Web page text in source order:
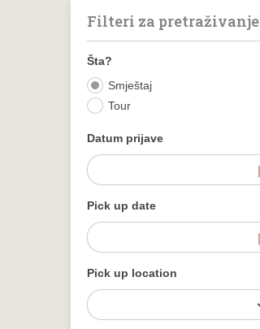
Filteri za pretraživanje
Šta?
Smještaj
Tour
Pick up location
Datum prijave
Pick up date